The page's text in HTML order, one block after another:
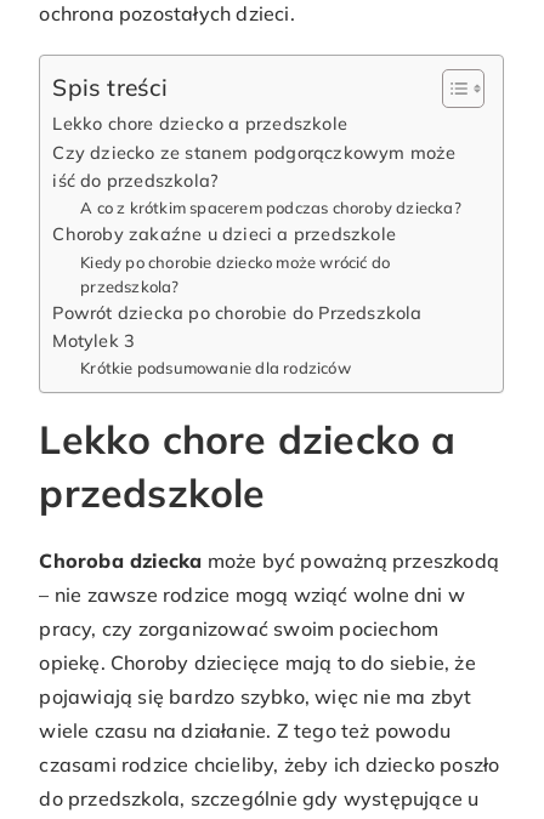
ochrona pozostałych dzieci.
Spis treści
Lekko chore dziecko a przedszkole
Czy dziecko ze stanem podgorączkowym może
iść do przedszkola?
A co z krótkim spacerem podczas choroby dziecka?
Choroby zakaźne u dzieci a przedszkole
Kiedy po chorobie dziecko może wrócić do
przedszkola?
Powrót dziecka po chorobie do Przedszkola
Motylek 3
Krótkie podsumowanie dla rodziców
Lekko chore dziecko a
przedszkole
Choroba dziecka może być poważną przeszkodą
– nie zawsze rodzice mogą wziąć wolne dni w
pracy, czy zorganizować swoim pociechom
opiekę. Choroby dziecięce mają to do siebie, że
pojawiają się bardzo szybko, więc nie ma zbyt
wiele czasu na działanie. Z tego też powodu
czasami rodzice chcieliby, żeby ich dziecko poszło
do przedszkola, szczególnie gdy występujące u